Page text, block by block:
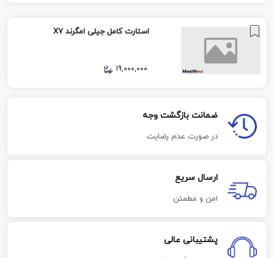
استارت کامل جیلی امگرند X7
19,000,000
ضمانت بازگشت وجه
در صورت عدم رضایت
ارسال سریع
امن و مطمئن
پشتیبانی عالی